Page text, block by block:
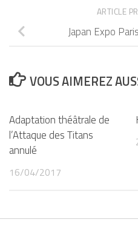
ARTICLE
Japan Expo
VOUS AIMEREZ
Adaptation théâtrale de
l’Attaque des Titans
annulé
16/04/2017